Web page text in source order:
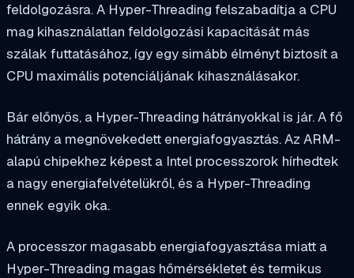
feldolgozásra. A Hyper-Threading felszabadítja a CPU
mag kihasználatlan feldolgozási kapacitását más
szálak futtatásához, így egy simább élményt biztosít a
CPU maximális potenciáljának kihasználásakor.
Bár előnyös, a Hyper-Threading hátrányokkal is jár. A fő
hátrány a megnövekedett energiafogyasztás. Az ARM-
alapú chipekhez képest a Intel processzorok hírhedtek
a nagy energiafelvételükről, és a Hyper-Threading
ennek egyik oka.
A processzor magasabb energiafogyasztása miatt a
Hyper-Threading magas hőmérsékletet és termikus